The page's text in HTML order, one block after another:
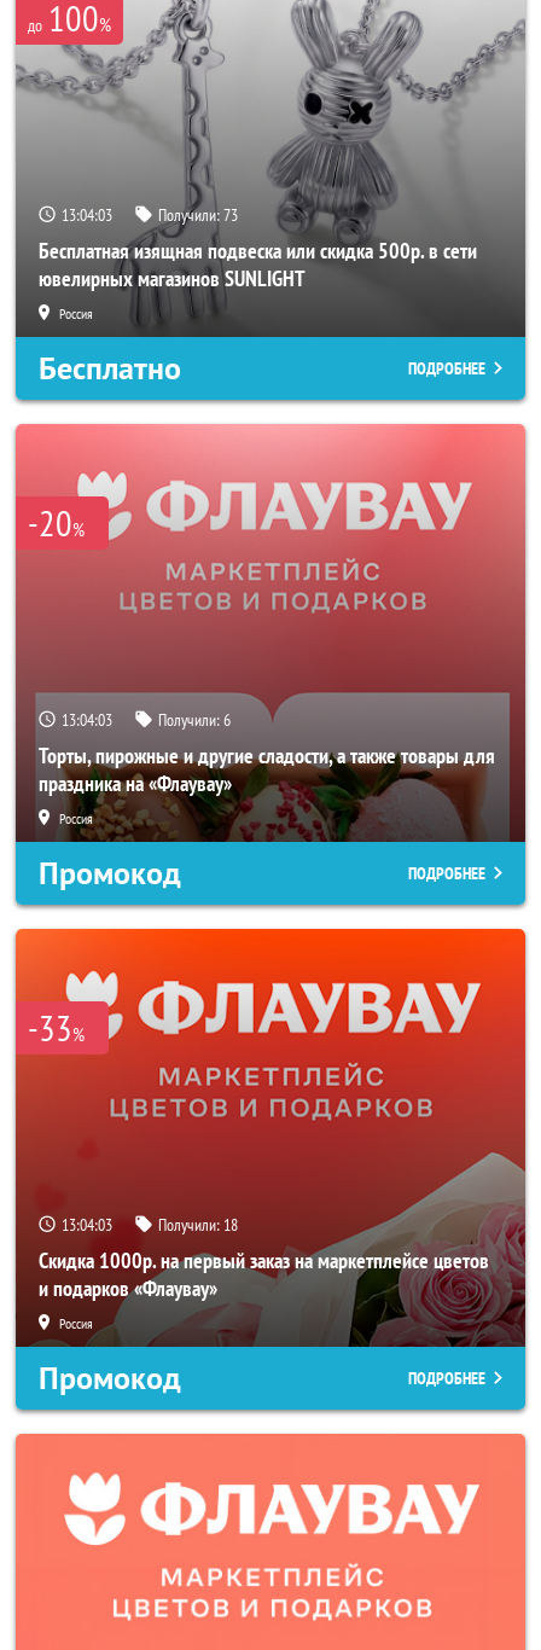
до 100%
13:04:01 Получили:73
Бесплатная изящная подвеска или скидка 500р. в сети
ювелирных магазинов SUNLIGHT
Россия
Бесплатно ПОДРОБНЕЕ
-20%
13:04:01 Получили:6
Торты, пирожные и другие сладости, а также товары для
праздника на «Флаувау»
Россия
Промокод ПОДРОБНЕЕ
-33%
13:04:01 Получили: 18
Скидка 1000р. на первый заказ на маркетплейсе цветов
и подарков «Флаувау»
Россия
Промокод ПОДРОБНЕЕ